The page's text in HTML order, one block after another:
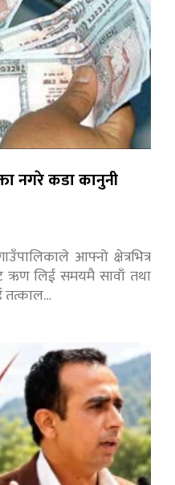
नगरे कडा कानुनी
आफ्नो क्षेत्रभित्र
ऋण लिई समयमै सावाँ तथा
तत्काल…